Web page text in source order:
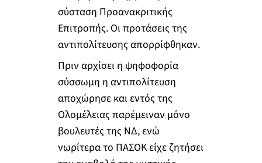
σύσταση Προανακριτικής
Επιτροπής. Οι προτάσεις της
αντιπολίτευσης απορρίφθηκαν.
Πριν αρχίσει η ψηφοφορία
σύσσωμη η αντιπολίτευση
αποχώρησε και εντός της
Ολομέλειας παρέμειναν μόνο
βουλευτές της ΝΔ, ενώ
νωρίτερα το ΠΑΣΟΚ είχε ζητήσει